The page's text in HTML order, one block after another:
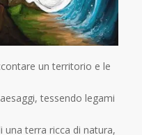
un territorio e le
tessendo legami
una terra ricca di natura,